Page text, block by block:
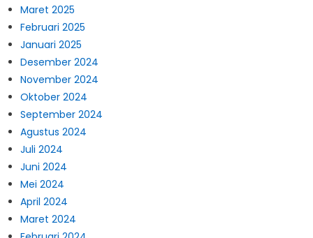
Maret 2025
Februari 2025
Januari 2025
Desember 2024
November 2024
Oktober 2024
September 2024
Agustus 2024
Juli 2024
Juni 2024
Mei 2024
April 2024
Maret 2024